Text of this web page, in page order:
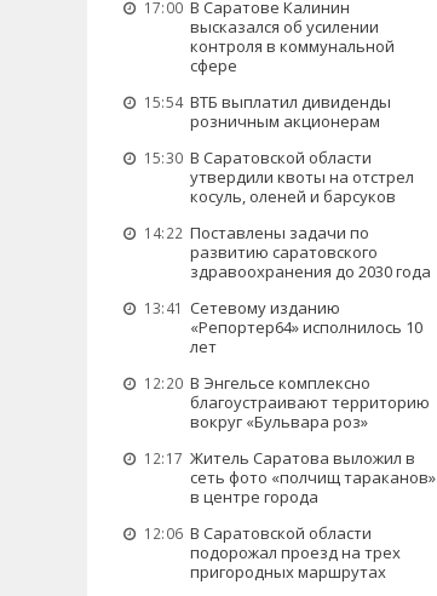
17:00 В Саратове Калинин
высказался об усилении
контроля в коммунальной
сфере
15:54 ВТБ выплатил дивиденды
розничным акционерам
15:30 В Саратовской области
утвердили квоты на отстрел
косуль, оленей и барсуков
14:22 Поставлены задачи по
развитию саратовского
здравоохранения до 2030 года
13:41 Сетевому изданию
«Репортер64» исполнилось 10
лет
12:20 В Энгельсе комплексно
благоустраивают территорию
вокруг «Бульвара роз»
12:17 Житель Саратова выложил в
сеть фото «полчищ тараканов»
в центре города
12:06 В Саратовской области
подорожал проезд на трех
пригородных маршрутах